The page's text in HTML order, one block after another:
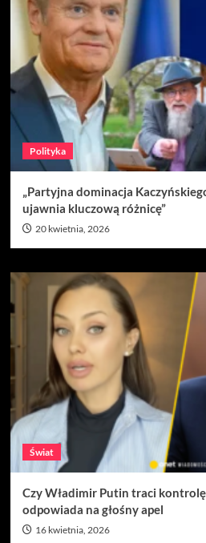
Polityka
„Partyjna dominacja
ujawnia kluczową różnicę”
20 kwietnia, 2026
Świat
Czy Władimir Putin traci
odpowiada na głośny apel
16 kwietnia, 2026